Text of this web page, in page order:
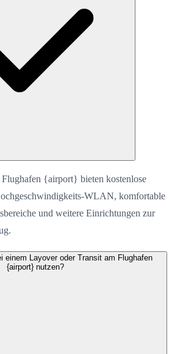
{airport} bieten kostenlose
WLAN, komfortable
und weitere Einrichtungen zur
einem Layover oder Transit am Flughafen
{airport} nutzen?